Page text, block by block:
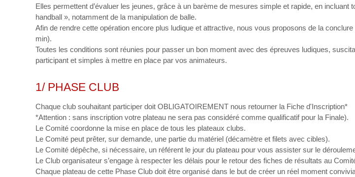
Elles permettent d’évaluer les jeunes, grâce à un barème de mesures simple et rapide, en incluant
handball », notamment de la manipulation de balle.
Afin de rendre cette opération encore plus ludique et attractive, nous vous proposons de la
min).
Toutes les conditions sont réunies pour passer un bon moment avec des épreuves ludiques,
participant et simples à mettre en place par vos animateurs.
1/ PHASE CLUB
Chaque club souhaitant participer doit OBLIGATOIREMENT nous retourner la Fiche d'Inscription*
*Attention : sans inscription votre plateau ne sera pas considéré comme qualificatif pour la Finale).
Le Comité coordonne la mise en place de tous les plateaux clubs.
Le Comité peut prêter, sur demande, une partie du matériel (décamètre et filets avec cibles).
Le Comité dépêche, si nécessaire, un référent le jour du plateau pour vous assister sur le
Le Club organisateur s’engage à respecter les délais pour le retour des fiches de résultats au
Chaque plateau de cette Phase Club doit être organisé dans le but de créer un réel moment